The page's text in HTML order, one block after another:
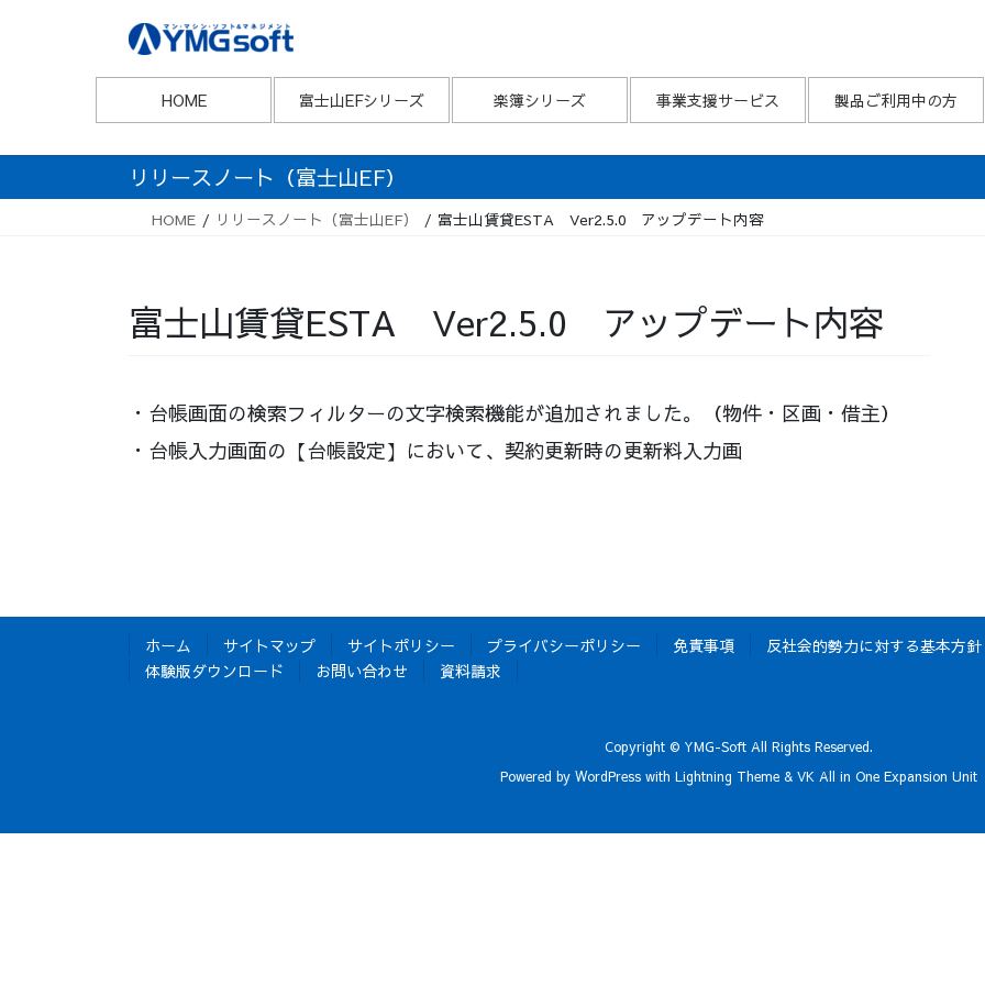
HOME 富士山EFシリーズ 楽簿シリーズ 事業支援サービス 製品ご利用中の方
リリースノート（富士山EF）
HOME リリースノート（富士山EF） 富士山賃貸ESTA Ver2.5.0 アップデート内容
富士山賃貸ESTA Ver2.5.0 アップデート内容
・台帳画面の検索フィルターの文字検索機能が追加されました。（物件・区画・借主）
・台帳入力画面の【台帳設定】において、契約更新時の更新料入力画
ホーム サイトマップ サイトポリシー プライバシーポリシー 免責事項 反社会的勢力に対する基本方針
体験版ダウンロード
お問い合わせ 資料請求
Copyright © YMG-Soft All Rights Reserved.
Powered by WordPress with Lightning Theme & VK All in One Expansion Unit